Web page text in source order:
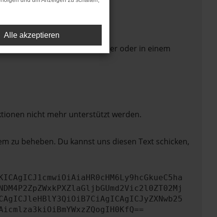
in einem anderen Browser oder in einem
nicht mehr unterstützt werden.
zu beheben. Du kannst uns diesen Text schicken,
Alle akzeptieren